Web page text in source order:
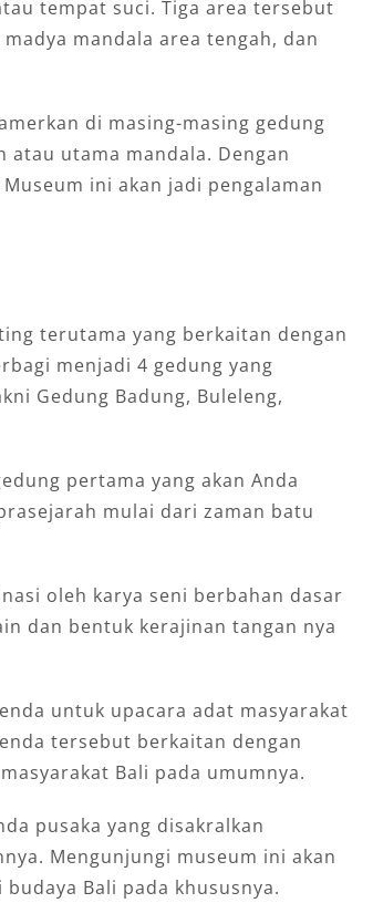
tempat suci. Tiga area tersebut
mandala area tengah, dan
di masing-masing gedung
atau utama mandala. Dengan
ini akan jadi pengalaman
terutama yang berkaitan dengan
menjadi 4 gedung yang
Gedung Badung, Buleleng,
pertama yang akan Anda
mulai dari zaman batu
oleh karya seni berbahan dasar
dan bentuk kerajinan tangan nya
untuk upacara adat masyarakat
tersebut berkaitan dengan
Bali pada umumnya.
pusaka yang disakralkan
Mengunjungi museum ini akan
Bali pada khususnya.